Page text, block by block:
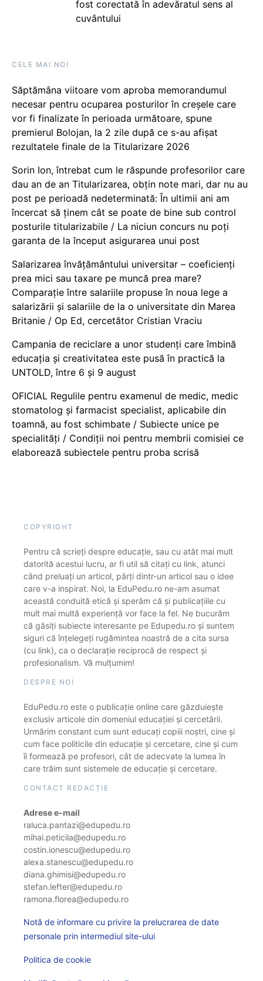
fost corectată în adevăratul sens al
cuvântului
CELE MAI NOI
Săptămâna viitoare vom aproba memorandumul
necesar pentru ocuparea posturilor în creșele care
vor fi finalizate în perioada următoare, spune
premierul Bolojan, la 2 zile după ce s-au afișat
rezultatele finale de la Titularizare 2026
Sorin Ion, întrebat cum le răspunde profesorilor care
dau an de an Titularizarea, obțin note mari, dar nu au
post pe perioadă nedeterminată: În ultimii ani am
încercat să ținem cât se poate de bine sub control
posturile titularizabile / La niciun concurs nu poți
garanta de la început asigurarea unui post
Salarizarea învățământului universitar – coeficienți
prea mici sau taxare pe muncă prea mare?
Comparație între salariile propuse în noua lege a
salarizării și salariile de la o universitate din Marea
Britanie / Op Ed, cercetător Cristian Vraciu
Campania de reciclare a unor studenți care îmbină
educația și creativitatea este pusă în practică la
UNTOLD, între 6 și 9 august
OFICIAL Regulile pentru examenul de medic, medic
stomatolog și farmacist specialist, aplicabile din
toamnă, au fost schimbate / Subiecte unice pe
specialități / Condiții noi pentru membrii comisiei ce
elaborează subiectele pentru proba scrisă
COPYRIGHT
Pentru că scrieți despre educație, sau cu atât mai mult
datorită acestui lucru, ar fi util să citați cu link, atunci
când preluați un articol, părți dintr-un articol sau o idee
care v-a inspirat. Noi, la EduPedu.ro ne-am asumat
această conduită etică și sperăm că și publicațiile cu
mult mai multă experiență vor face la fel. Ne bucurăm
că găsiți subiecte interesante pe Edupedu.ro și suntem
siguri că înțelegeți rugămintea noastră de a cita sursa
(cu link), ca o declarație reciprocă de respect și
profesionalism. Vă mulțumim!
DESPRE NOI
EduPedu.ro este o publicație online care găzduiește
exclusiv articole din domeniul educației și cercetării.
Urmărim constant cum sunt educați copiii noștri, cine și
cum face politicile din educație și cercetare, cine și cum
îi formează pe profesori, cât de adecvate la lumea în
care trăim sunt sistemele de educație și cercetare.
CONTACT REDACȚIE
Adrese e-mail
raluca.pantazi@edupedu.ro
mihai.peticila@edupedu.ro
costin.ionescu@edupedu.ro
alexa.stanescu@edupedu.ro
diana.ghimisi@edupedu.ro
stefan.lefter@edupedu.ro
ramona.florea@edupedu.ro
Notă de informare cu privire la prelucrarea de date
personale prin intermediul site-ului
Politica de cookie